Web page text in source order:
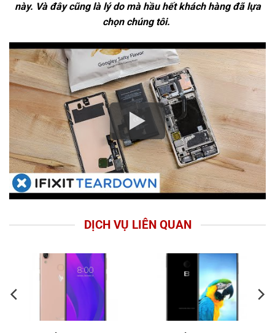
này. Và đây cũng là lý do mà hầu hết khách hàng đã lựa
chọn chúng tôi.
DỊCH VỤ LIÊN QUAN